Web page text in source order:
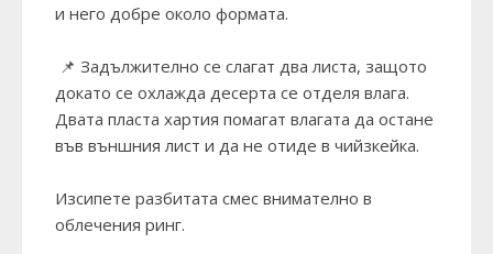
и него добре около формата.
📌 Задължително се слагат два листа, защото
докато се охлажда десерта се отделя влага.
Двата пласта хартия помагат влагата да остане
във външния лист и да не отиде в чийзкейка.
Изсипете разбитата смес внимателно в
облечения ринг.